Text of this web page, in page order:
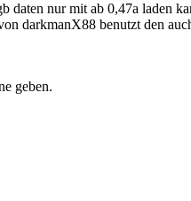
daten nur mit ab 0,47a laden
darkmanX88 benutzt den
geben.